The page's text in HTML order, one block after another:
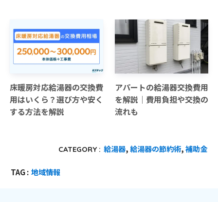
床暖房対応給湯器の交換費
用はいくら？選び方や安く
する方法を解説
アパートの給湯器交換費用
を解説｜費用負担や交換の
流れも
CATEGORY : 給湯器, 給湯器の節約術, 補助金
TAG : 地域情報